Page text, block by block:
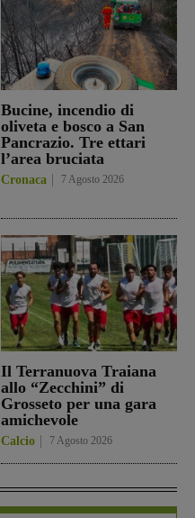
Bucine, incendio di
oliveta e bosco a San
Pancrazio. Tre ettari
l’area bruciata
Cronaca 7 Agosto 2026
Il Terranuova Traiana
allo “Zecchini” di
Grosseto per una gara
amichevole
Calcio 7 Agosto 2026